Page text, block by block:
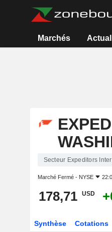
Marchés
Secteur Expeditors
Marché Fermé - NYSE
178,71 USD
Synthèse Cotations